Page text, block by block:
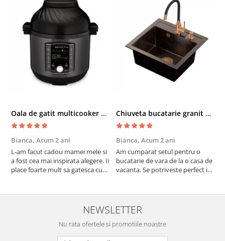
Oala de gatit multicooker 11 functii Instant Pot Pro Crisp 8 + Air Fryer 7.6 lt
Bianca, Acum 2 ani
L-am facut cadou mamei mele si
a fost cea mai inspirata alegere. Ii
place foarte mult sa gatesca cu
cratita...ma gandesc serios sa imi
cumpar si eu! Recomand mult !
Chiuveta bucatarie granit cu finisaj negru perlat/cupru Steingran Art Copper cu dozator si baterie Quadron
Bianca, Acum 2 ani
Am cumparat setul pentru o
bucatarie de vara de la o casa de
vacanta. Se potriveste perfect in
buna, recomand cu drag !
NEWSLETTER
Nu rata ofertele si promotiile noastre